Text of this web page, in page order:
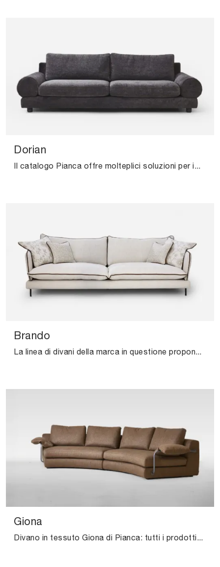
Dorian
Il catalogo Pianca offre molteplici soluzioni per impreziosire gli interni all'insegna di praticità e design, mettendo al centro il tuo comfort.
Brando
La linea di divani della marca in questione propone molteplici soluzioni peculiari per personalizzare il soggiorno all'insegna di funzionalità, ...
Giona